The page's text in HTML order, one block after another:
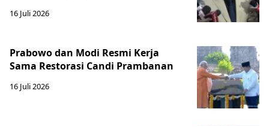
16 Juli 2026
Prabowo dan Modi Resmi Kerja
Sama Restorasi Candi Prambanan
16 Juli 2026